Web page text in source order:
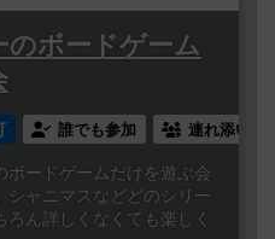
ボードゲーム
誰でも参加 連れ添い登
ボードゲームだけを遊ぶ会
シャニマスなどどのシリー
ろん詳しくなくても楽しく